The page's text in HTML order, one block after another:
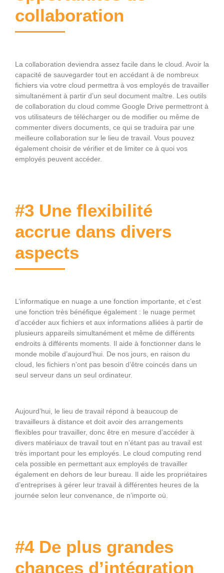
collaboration
La collaboration deviendra assez facile dans le cloud. Avoir la
capacité de sauvegarder tout en accédant à de nombreux
fichiers via votre cloud permettra à vos employés de travailler
simultanément à partir d’un seul document maître. Les outils
de collaboration du cloud comme Google Drive permettront à
vos utilisateurs de télécharger ou de modifier ou même de
commenter divers documents, ce qui se traduira par une
meilleure collaboration sur le lieu de travail. Vous pouvez
également choisir de vérifier et de limiter ce à quoi vos
employés peuvent accéder.
#3 Une flexibilité
accrue dans divers
aspects
L’informatique en nuage a une fonction importante, et c’est
une fonction très bénéfique également : le nuage permet
d’accéder aux fichiers et aux informations alliées à partir de
plusieurs appareils simultanément et même de différents
endroits à différents moments. Il aide à fonctionner dans le
monde mobile d’aujourd’hui. De nos jours, en raison du
cloud, les fichiers n’ont pas besoin d’être coincés dans un
seul serveur dans un seul ordinateur.
Aujourd’hui, le lieu de travail répond à beaucoup de
travailleurs à distance et doit avoir des arrangements
flexibles pour travailler, donc être en mesure d’accéder à
divers matériaux de travail tout en n’étant pas au travail est
très important pour les employés. Le cloud computing rend
cela possible en permettant aux employés de travailler
également en dehors de leur bureau. Il aide les propriétaires
d’entreprises à gérer leur travail à différentes heures de la
journée selon leur convenance, de n’importe où.
#4 De plus grandes
chances d’intégration